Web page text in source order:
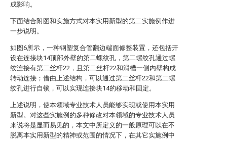
成影响。
下面结合附图和实施方式对本实用新型的第二实施例作进
一步说明。
如图6所示，一种钢塑复合管翻边端面修整装置，还包括开
设在连接块14顶部外壁的第二螺纹孔，第二螺纹孔通过螺
纹连接有第二丝杆22，且第二丝杆22和滑槽一侧内壁构成
转动连接；借由上述结构，可以通过第二丝杆22和第二螺
纹孔进行自锁，可以实现连接块14的移动和固定。
上述说明，使本领域专业技术人员能够实现或使用本实用
新型。对这些实施例的多种修改对本领域的专业技术人员
来说将是显而易见的，本文中所定义的一般原理可以在不
脱离本实用新型的精神或范围的情况下，在其它实施例中